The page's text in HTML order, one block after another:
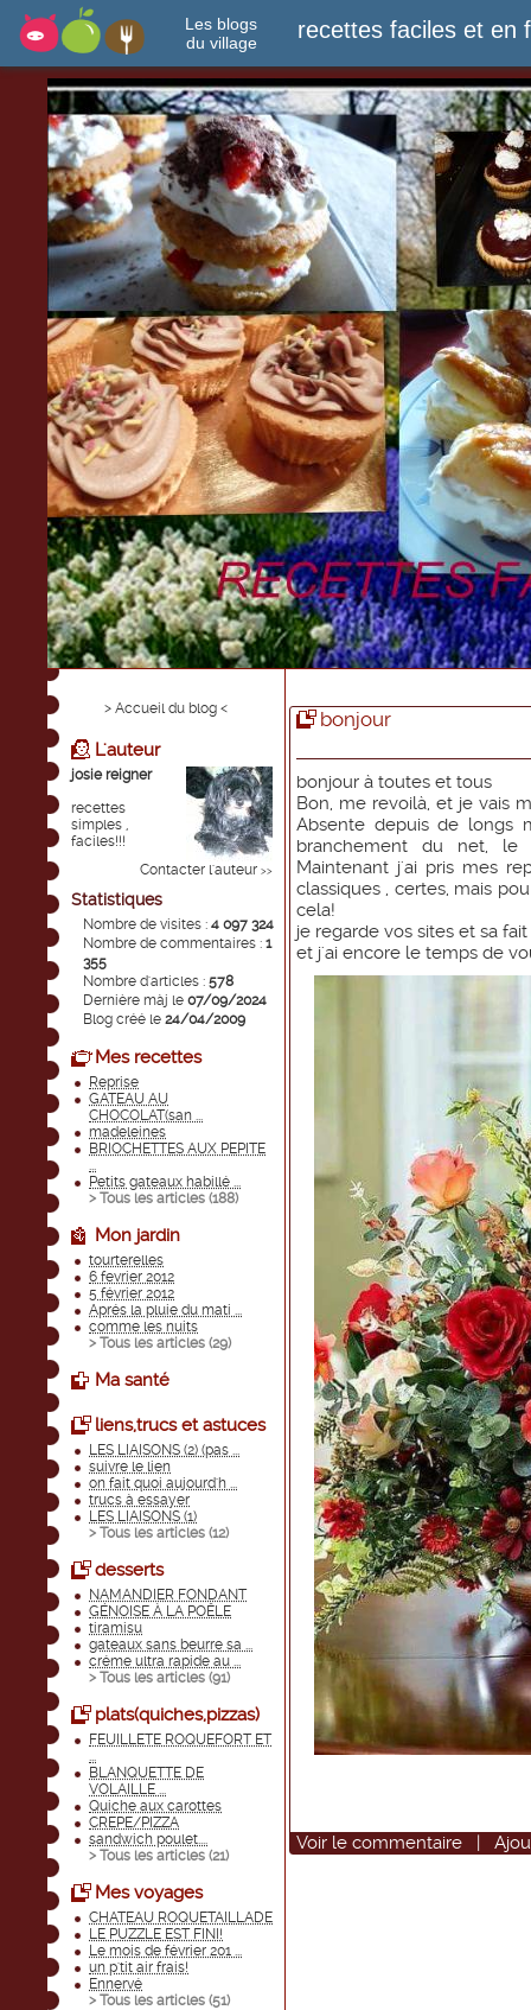
Les blogs
du village
recettes faciles et en
> Accueil du blog <
L'auteur
josie reigner
recettes
simples ,
faciles!!!
Contacter l'auteur >>
Statistiques
Nombre de visites : 4 097 324
Nombre de commentaires : 1
355
Nombre d'articles : 578
Dernière màj le 07/09/2024
Blog créé le 24/04/2009
Mes recettes
Reprise
GATEAU AU
CHOCOLAT(san ...
madeleines
BRIOCHETTES AUX PEPITE
...
Petits gateaux habillé ...
> Tous les articles (188)
Mon jardin
tourterelles
6 fevrier 2012
5 février 2012
Aprés la pluie du mati ...
comme les nuits
> Tous les articles (29)
Ma santé
liens,trucs et astuces
LES LIAISONS (2) (pas ...
suivre le lien
on fait quoi aujourd'h ...
trucs à essayer
LES LIAISONS (1)
> Tous les articles (12)
desserts
NAMANDIER FONDANT
GÉNOISE À LA POÊLE
tiramisu
gateaux sans beurre sa ...
créme ultra rapide au ...
> Tous les articles (91)
plats(quiches,pizzas)
FEUILLETE ROQUEFORT ET
...
BLANQUETTE DE
VOLAILLE ...
Quiche aux carottes
CREPE/PIZZA
sandwich poulet....
> Tous les articles (21)
Mes voyages
CHATEAU ROQUETAILLADE
LE PUZZLE EST FINI!
Le mois de février 201 ...
un p'tit air frais!
Ennervé
> Tous les articles (51)
bonjour
bonjour à toutes et tous
Bon, me revoilà, et je vais
Absente depuis de longs
branchement du net,
Maintenant j'ai pris mes
classiques , certes, mais
cela!
je regarde vos sites et sa
et j'ai encore le temps de
Voir le commentaire |